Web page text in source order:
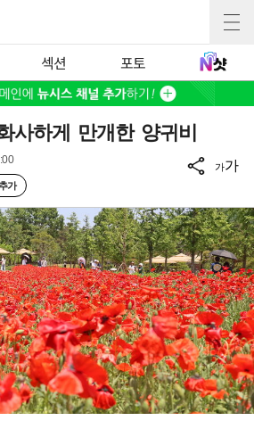
섹션 포토
사하게 만개한 양귀비
가
가가